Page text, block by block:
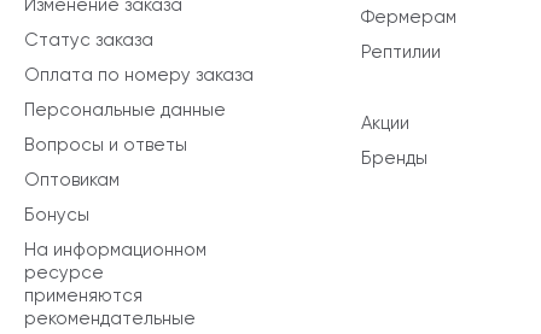
Фермерам
Рептилии
Акции
Бренды
Изменение заказа
Статус заказа
Оплата по номеру заказа
Персональные данные
Вопросы и ответы
Оптовикам
Бонусы
На информационном
ресурсе
применяются
рекомендательные